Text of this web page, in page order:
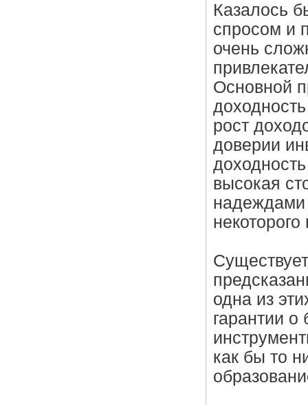
Казалось
спросом и
очень
Основной
рост
доверии
высокая
надеждами
одна из
гарантии
как бы то